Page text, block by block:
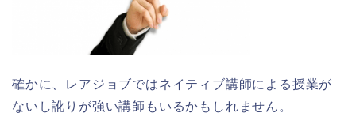
確かに、レアジョブではネイティブ講師による授業が
ないし訛りが強い講師もいるかもしれません。